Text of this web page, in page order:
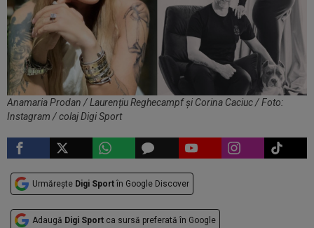
Anamaria Prodan / Laurențiu Reghecampf și Corina Caciuc / Foto:
Instagram / colaj Digi Sport
Urmărește Digi Sport în Google Discover
Adaugă Digi Sport ca sursă preferată în Google